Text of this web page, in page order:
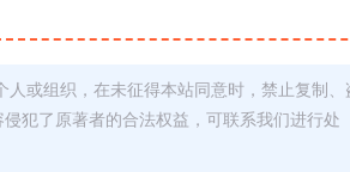
或组织，在未征得本站同意时，禁止复制、
犯了原著者的合法权益，可联系我们进行处